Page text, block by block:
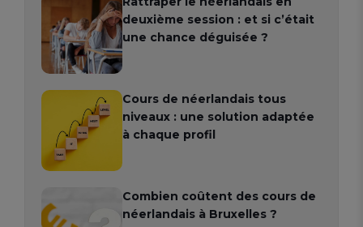
deuxième session : et si c’était
une chance déguisée ?
Cours de néerlandais tous
niveaux : une solution adaptée
à chaque profil
Combien coûtent des cours de
néerlandais à Bruxelles ?